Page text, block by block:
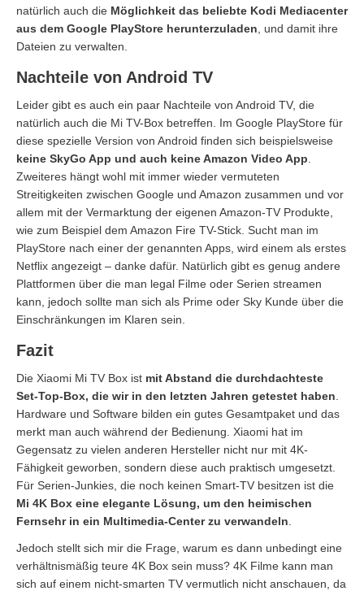
natürlich auch die Möglichkeit das beliebte Kodi Mediacenter
aus dem Google PlayStore herunterzuladen , und damit ihre
Dateien zu verwalten.
Nachteile von Android TV
Leider gibt es auch ein paar Nachteile von Android TV, die
natürlich auch die Mi TV-Box betreffen. Im Google PlayStore für
diese spezielle Version von Android finden sich beispielsweise
keine SkyGo App und auch keine Amazon Video App
Zweiteres hängt wohl mit immer wieder vermuteten
Streitigkeiten zwischen Google und Amazon zusammen und vor
allem mit der Vermarktung der eigenen Amazon-TV Produkte,
wie zum Beispiel dem Amazon Fire TV-Stick. Sucht man im
PlayStore nach einer der genannten Apps, wird einem als erstes
Netflix angezeigt – danke dafür. Natürlich gibt es genug andere
Plattformen über die man legal Filme oder Serien streamen
kann, jedoch sollte man sich als Prime oder Sky Kunde über die
Einschränkungen im Klaren sein.
Fazit
Die Xiaomi Mi TV Box ist mit Abstand die durchdachteste
Set-Top-Box, die wir in den letzten Jahren getestet haben
Hardware und Software bilden ein gutes Gesamtpaket und das
merkt man auch während der Bedienung. Xiaomi hat im
Gegensatz zu vielen anderen Hersteller nicht nur mit 4K-
Fähigkeit geworben, sondern diese auch praktisch umgesetzt.
Für Serien-Junkies, die noch keinen Smart-TV besitzen ist die
Mi 4K Box eine elegante Lösung, um den heimischen
Fernsehr in ein Multimedia-Center zu verwandeln
Jedoch stellt sich mir die Frage, warum es dann unbedingt eine
verhältnismäßig teure 4K Box sein muss? 4K Filme kann man
sich auf einem nicht-smarten TV vermutlich nicht anschauen, da